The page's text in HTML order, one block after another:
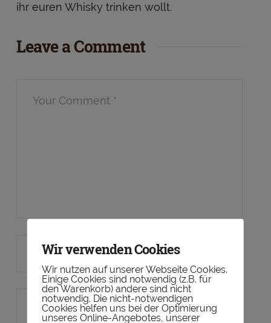
ihr euren Whisky trinken wollt.
Leave a Comment
Wir verwenden Cookies
Wir nutzen auf unserer Webseite Cookies.
Einige Cookies sind notwendig (z.B. für
den Warenkorb) andere sind nicht
notwendig. Die nicht-notwendigen
Cookies helfen uns bei der Optimierung
unseres Online-Angebotes, unserer